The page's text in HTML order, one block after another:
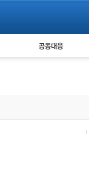
피해자 공동대응